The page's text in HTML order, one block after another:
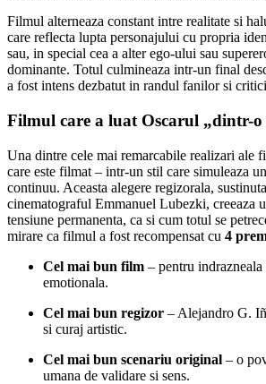
Filmul alterneaza constant intre realitate si
care reflecta lupta personajului cu propria
sau, in special cea a alter ego-ului sau
dominante. Totul culmineaza intr-un final
a fost intens dezbatut in randul fanilor si
Filmul care a luat Oscarul „dintr-
Una dintre cele mai remarcabile realizari ale
care este filmat – intr-un stil care simuleaza
continuu. Aceasta alegere regizorala,
cinematograful Emmanuel Lubezki, creeaza
tensiune permanenta, ca si cum totul se
mirare ca filmul a fost recompensat cu 4
Cel mai bun film – pentru
emotionala.
Cel mai bun regizor – Alejandro G.
si curaj artistic.
Cel mai bun scenariu original – o
umana de validare si sens.